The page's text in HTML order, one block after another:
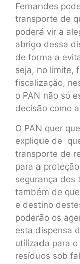
Fernandes
transporte de
poderá vir a
abrigo dessa
de forma a
seja, no limite,
fiscalização,
o PAN não só
decisão como
O PAN quer
explique de
transporte de
para a
segurança dos
também de
e destino
poderão os
esta dispensa
utilizada para
resíduos sob